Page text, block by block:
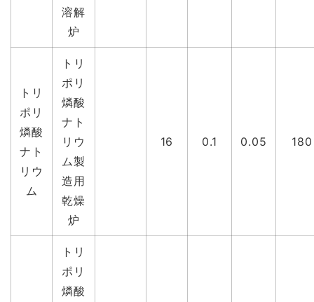
溶解
炉
トリ
ポリ
燐酸
ナト
リウ
ム
トリ
ポリ
燐酸
ナト
リウ
ム製
造用
乾燥
炉
16 0.1 0.05 180
トリ
ポリ
燐酸